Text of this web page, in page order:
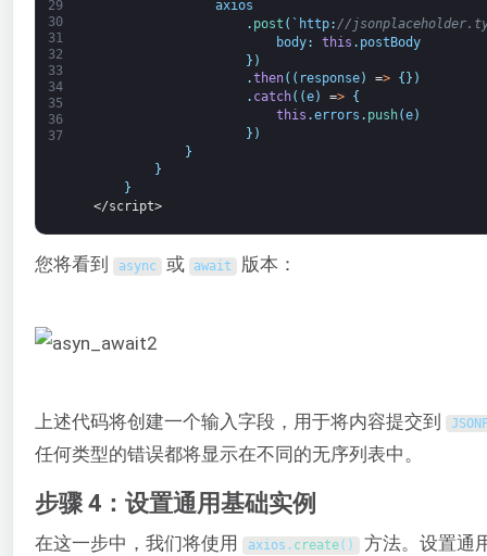
29
30
31
32
33
34
35
36
37
axios
. post ( ` http: //
body: this . postBody
} )
.then( ( response) => { } )
. catch( (e) =>
{
this .errors . push(e)
} )
}
}
}
</script>
您将看到 async 或 await 版本：
上述代码将创建一个输入字段，用于将内容提交到
任何类型的错误都将显示在不同的无序列表中。
步骤 4：设置通用基础实例
在这一步中，我们将使用 axios . create( ) 方法。设置通